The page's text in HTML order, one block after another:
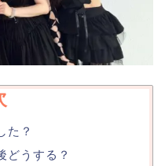
た？
どうする？